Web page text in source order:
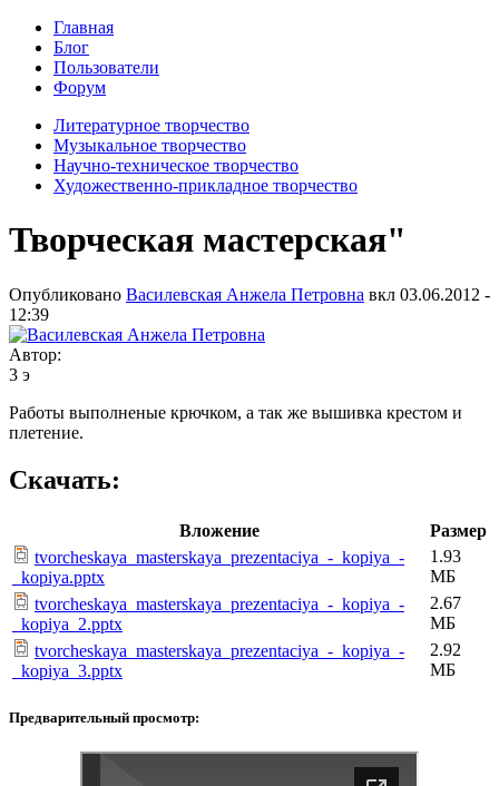
Главная
Блог
Пользователи
Форум
Литературное творчество
Музыкальное творчество
Научно-техническое творчество
Художественно-прикладное творчество
Творческая мастерская"
Опубликовано Василевская Анжела Петровна вкл 03.06.2012 -
12:39
Автор:
3 э
Работы выполненые крючком, а так же вышивка крестом и
плетение.
Скачать:
Вложение
Размер
tvorcheskaya_masterskaya_prezentaciya_-_kopiya_-
_kopiya.pptx
1.93
МБ
tvorcheskaya_masterskaya_prezentaciya_-_kopiya_-
_kopiya_2.pptx
2.67
МБ
tvorcheskaya_masterskaya_prezentaciya_-_kopiya_-
_kopiya_3.pptx
2.92
МБ
Предварительный просмотр: